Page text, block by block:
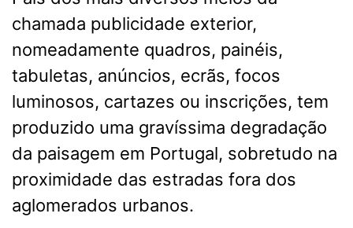
chamada publicidade exterior,
nomeadamente quadros, painéis,
tabuletas, anúncios, ecrãs, focos
luminosos, cartazes ou inscrições, tem
produzido uma gravíssima degradação
da paisagem em Portugal, sobretudo na
proximidade das estradas fora dos
aglomerados urbanos.